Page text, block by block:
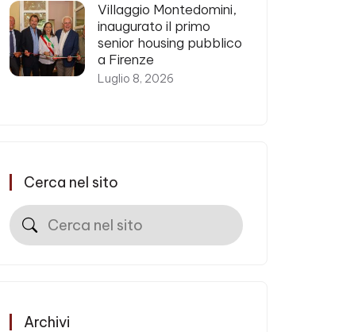
Villaggio Montedomini,
inaugurato il primo
senior housing pubblico
a Firenze
Luglio 8, 2026
Cerca nel sito
Cerca
Archivi